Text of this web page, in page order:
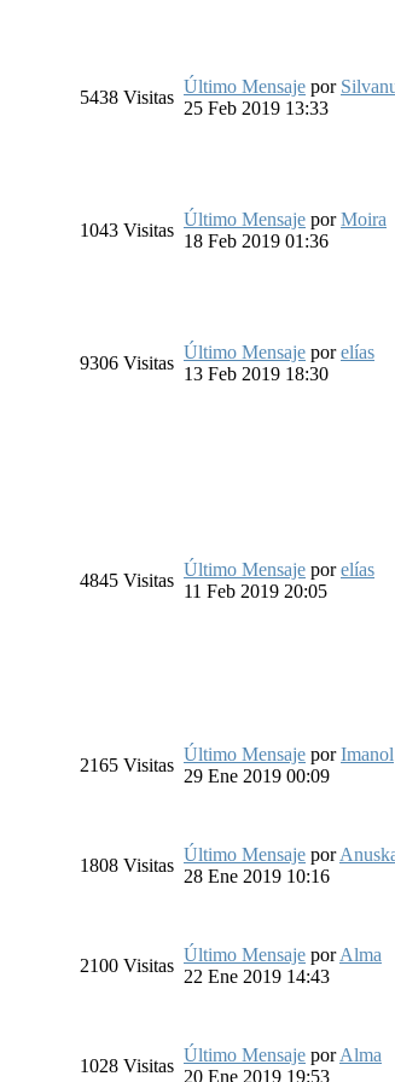
5438 Visitas
Último Mensaje por
25 Feb 2019 13:33
1043 Visitas
Último Mensaje porMoira
18 Feb 2019 01:36
9306 Visitas
Último Mensaje porelías
13 Feb 2019 18:30
4845 Visitas
Último Mensaje porelías
11 Feb 2019 20:05
2165 Visitas
Último Mensaje porImanol
29 Ene 2019 00:09
1808 Visitas
Último Mensaje por
28 Ene 2019 10:16
2100 Visitas
Último Mensaje porAlma
22 Ene 2019 14:43
1028 Visitas
Último Mensaje porAlma
20 Ene 2019 19:53